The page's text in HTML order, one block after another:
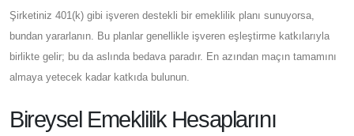
Şirketiniz 401(k) gibi işveren destekli bir emeklilik planı sunuyorsa,
bundan yararlanın. Bu planlar genellikle işveren eşleştirme katkılarıyla
birlikte gelir; bu da aslında bedava paradır. En azından maçın tamamını
almaya yetecek kadar katkıda bulunun.
Bireysel Emeklilik Hesaplarını